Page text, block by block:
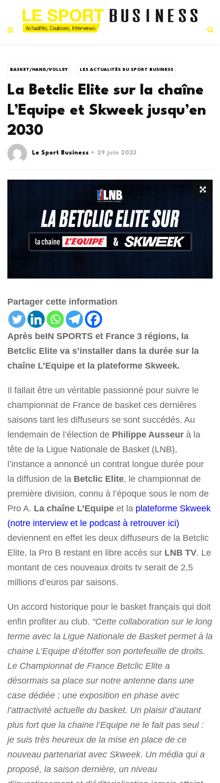
BASKET/HAND/VOLLEY LES ACTUALITÉS DU SPORT BUSINESS
La Betclic Elite sur la chaîne
L’Equipe et Skweek jusqu’en
2030
Le Sport Business 29 juin 2023
Partager cette information
Après beIN SPORTS et France 3 régions, la
Betclic Elite va s’installer dans la durée sur la
chaîne L’Equipe et la plateforme Skweek.
Il fallait être un véritable passionné pour suivre le
championnat de France de basket ces dernières
saisons tant les diffuseurs se sont succédés. Au
lendemain de l’élection de Philippe Ausseur à la
tête de la Ligue Nationale de Basket (LNB),
l’instance a annoncé un contrat longue durée pour
la diffusion de la Betclic Elite, le championnat de
première division, connu à l’époque sous le nom de
Pro A. La chaîne L’Equipe et la plateforme Skweek
(notre interview et le podcast à retrouver ici)
deviennent en effet les deux diffuseurs de la Betclic
Elite, la Pro B restant en libre accès sur LNB TV. Le
montant de ces nouveaux droits tv serait de 2,5
millions d’euros par saisons.
Un accord historique pour le basket français qui doit
enfin profiter au club. “Cette collaboration sur le long
terme avec la Ligue Nationale de Basket permet à la
chaine L’Equipe d’étoffer son portefeuille de droits.
Le Championnat de France Betclic Elite a
désormais sa place sur notre antenne dans une
case dédiée ; une exposition en phase avec
l’attractivité actuelle du basket. Un plaisir d’autant
plus fort que la chaine l’Equipe ne le fait pas seul :
je suis très heureux de la mise en place de ce
nouveau partenariat avec Skweek. Un média qui a
proposé, la saison dernière, un niveau